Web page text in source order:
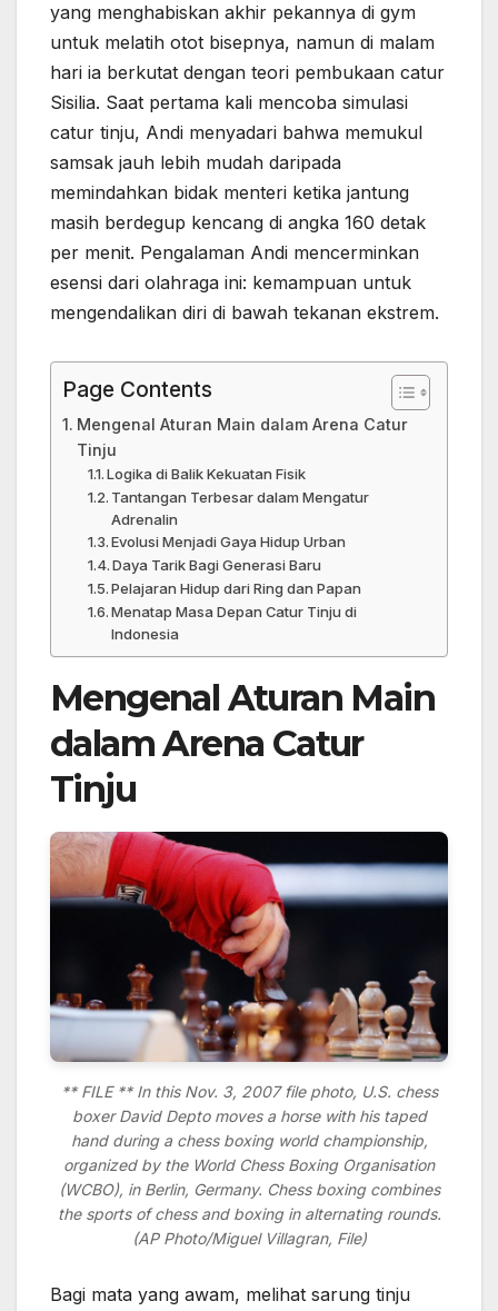
yang menghabiskan akhir pekannya di gym
untuk melatih otot bisepnya, namun di malam
hari ia berkutat dengan teori pembukaan catur
Sisilia. Saat pertama kali mencoba simulasi
catur tinju, Andi menyadari bahwa memukul
samsak jauh lebih mudah daripada
memindahkan bidak menteri ketika jantung
masih berdegup kencang di angka 160 detak
per menit. Pengalaman Andi mencerminkan
esensi dari olahraga ini: kemampuan untuk
mengendalikan diri di bawah tekanan ekstrem.
Page Contents
Mengenal Aturan Main dalam Arena Catur
Tinju
Logika di Balik Kekuatan Fisik
Tantangan Terbesar dalam Mengatur
Adrenalin
Evolusi Menjadi Gaya Hidup Urban
Daya Tarik Bagi Generasi Baru
Pelajaran Hidup dari Ring dan Papan
Menatap Masa Depan Catur Tinju di
Indonesia
Mengenal Aturan Main
dalam Arena Catur
Tinju
** FILE ** In this Nov. 3, 2007 file photo, U.S. chess
boxer David Depto moves a horse with his taped
hand during a chess boxing world championship,
organized by the World Chess Boxing Organisation
(WCBO), in Berlin, Germany. Chess boxing combines
the sports of chess and boxing in alternating rounds.
(AP Photo/Miguel Villagran, File)
Bagi mata yang awam, melihat sarung tinju